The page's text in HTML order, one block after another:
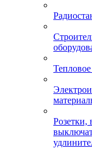
Розетки,